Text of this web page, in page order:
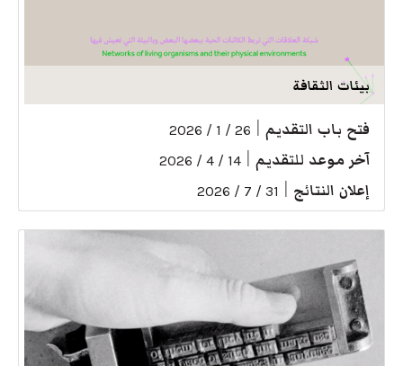
بيئات الثقافة
فتح باب التقديم 26 / 1 / 2026
آخر موعد للتقديم 14 / 4 / 2026
إعلان النتائج 31 / 7 / 2026